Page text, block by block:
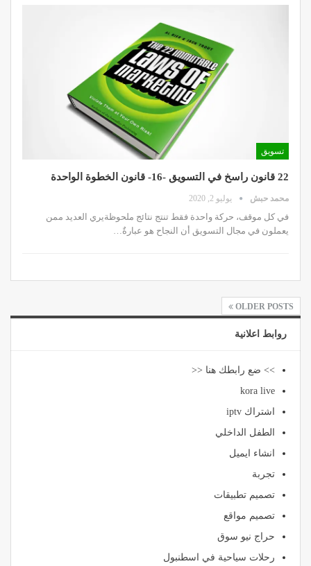
تسويق
22 قانون راسخ في التسويق -16- قانون الخطوة الواحدة
محمد حبش يوليو 2, 2020
في كل موقف، حركة واحدة فقط تنتج نتائج ملحوظةيري العديد ممن
يعملون في مجال التسويق أن النجاح هو عبارةٌ…
OLDER POSTS
روابط اعلانية
>> ضع رابطك هنا <<
kora live
اشتراك iptv
الطفل الداخلي
انشاء ايميل
تجربة
تصميم تطبيقات
تصميم مواقع
حراج نيو سوق
رحلات سياحية في اسطنبول